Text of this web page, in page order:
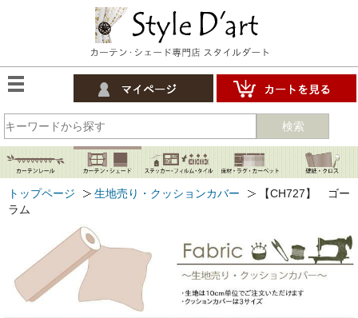
検索
トップページ 生地売り・クッションカバー
【CH727】 ゴー
ラム